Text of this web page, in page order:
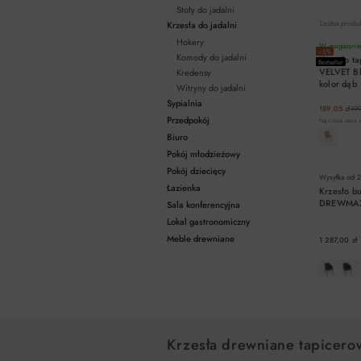
Stoły do jadalni
Krzesła do jadalni
Hokery
Komody do jadalni
Kredensy
Witryny do jadalni
Sypialnia
Przedpokój
Biuro
Pokój młodzieżowy
Pokój dziecięcy
Łazienka
Sala konferencyjna
Lokal gastronomiczny
Meble drewniane
Liczba
−5%
Bestseller
W
Krzesło
VELVET
kolor dąb
189,05 zł
Najniższa cena
Wysyłka od
Krzesło
1 287,00 zł
Krzesła drewniane